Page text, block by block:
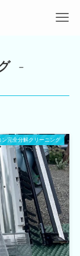
–
ン完全分解クリーニング